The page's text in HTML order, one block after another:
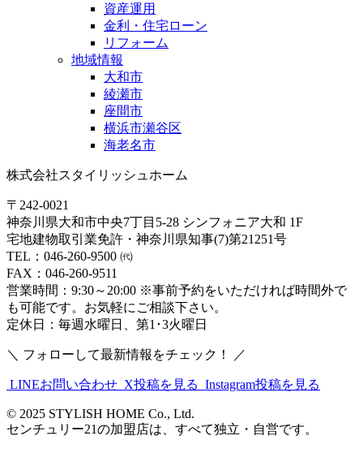
資産運用
金利・住宅ローン
リフォーム
地域情報
大和市
綾瀬市
座間市
横浜市瀬谷区
海老名市
株式会社スタイリッシュホーム
〒242-0021
神奈川県大和市中央7丁目5-28 シンフォニア大和 1F
宅地建物取引業免許・神奈川県知事(7)第21251号
TEL：046-260-9500 ㈹
FAX：046-260-9511
営業時間：9:30～20:00 ※事前予約をいただければ時間外で
も可能です。お気軽にご相談下さい。
定休日：毎週水曜日、第1･3火曜日
＼ フォローして最新情報をチェック！ ／
LINEお問い合わせ X投稿を見る Instagram投稿を見る
© 2025 STYLISH HOME Co., Ltd.
センチュリー21の加盟店は、すべて独立・自営です。